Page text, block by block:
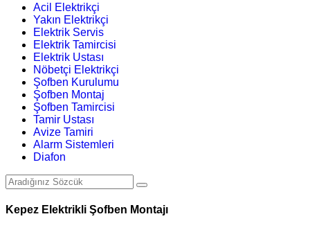
Acil Elektrikçi
Yakın Elektrikçi
Elektrik Servis
Elektrik Tamircisi
Elektrik Ustası
Nöbetçi Elektrikçi
Şofben Kurulumu
Şofben Montaj
Şofben Tamircisi
Tamir Ustası
Avize Tamiri
Alarm Sistemleri
Diafon
Kepez Elektrikli Şofben Montajı